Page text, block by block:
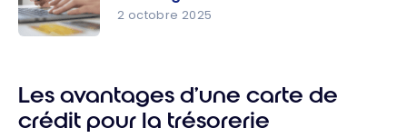
des cartes
pour
entreprise :
avantages
2 octobre 2025
Les avantages d’une carte de
crédit pour la trésorerie